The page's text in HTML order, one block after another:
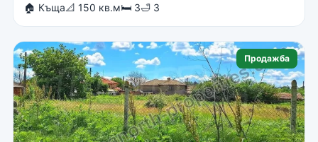
🏠 Къща📐 150 кв.м🛏 3🛁 3
Продажба